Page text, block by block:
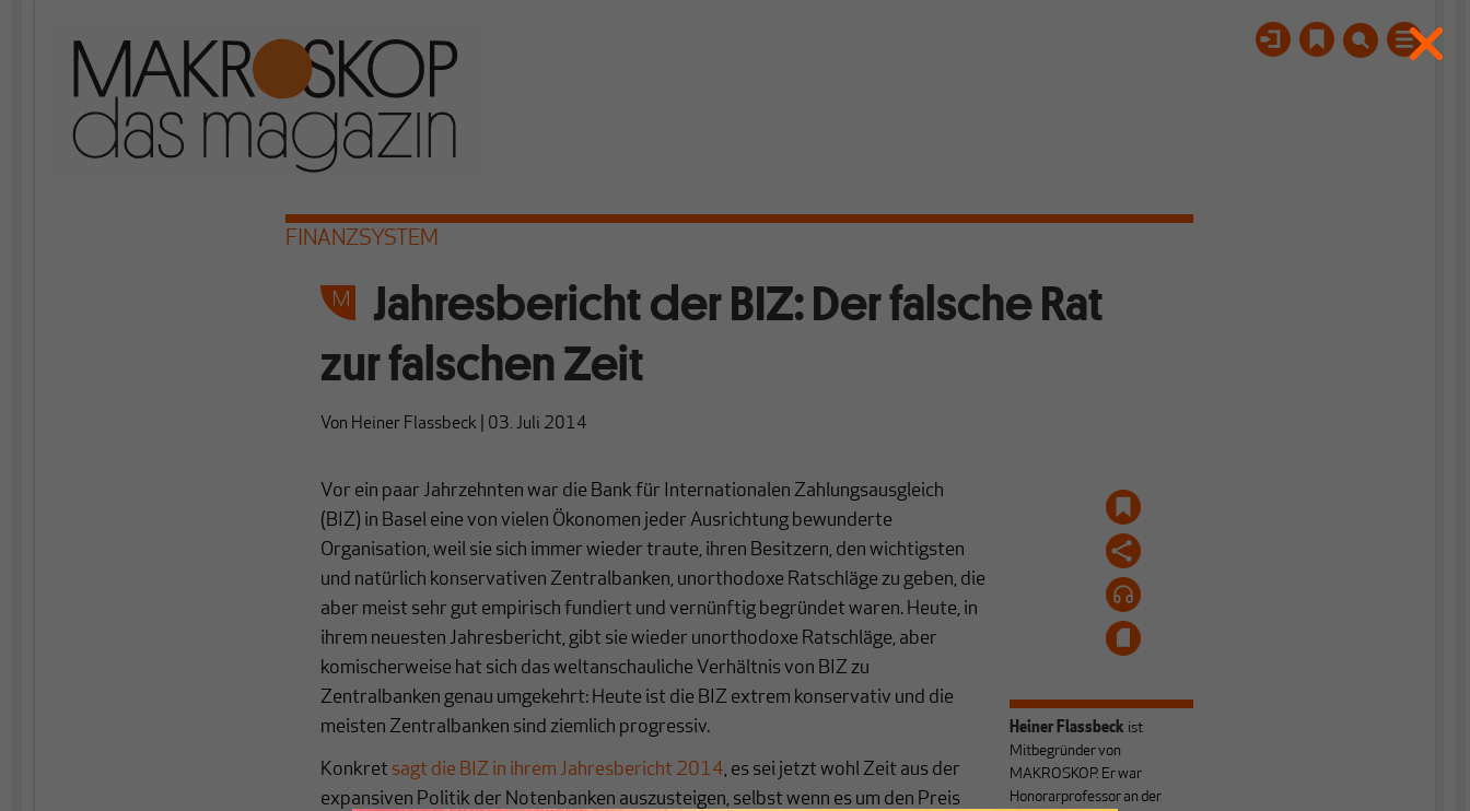
FINANZSYSTEM
Jahresbericht der BIZ: Der falsche Rat
zur falschen Zeit
Von Heiner Flassbeck 03. Juli 2014
Vor ein paar Jahrzehnten war die Bank für Internationalen Zahlungsausgleich
(BIZ) in Basel eine von vielen Ökonomen jeder Ausrichtung bewunderte
Organisation, weil sie sich immer wieder traute, ihren Besitzern, den wichtigsten
und natürlich konservativen Zentralbanken, unorthodoxe Ratschläge zu geben, die
aber meist sehr gut empirisch fundiert und vernünftig begründet waren. Heute, in
ihrem neuesten Jahresbericht, gibt sie wieder unorthodoxe Ratschläge, aber
komischerweise hat sich das weltanschauliche Verhältnis von BIZ zu
Zentralbanken genau umgekehrt: Heute ist die BIZ extrem konservativ und die
meisten Zentralbanken sind ziemlich progressiv.
Konkret sagt die BIZ in ihrem Jahresbericht 2014, es sei jetzt wohl Zeit aus der
expansiven Politik der Notenbanken auszusteigen, selbst wenn es um den Preis
Heiner Flassbeck ist
Mitbegründer von
MAKROSKOP. Er war
Honorarprofessor an der